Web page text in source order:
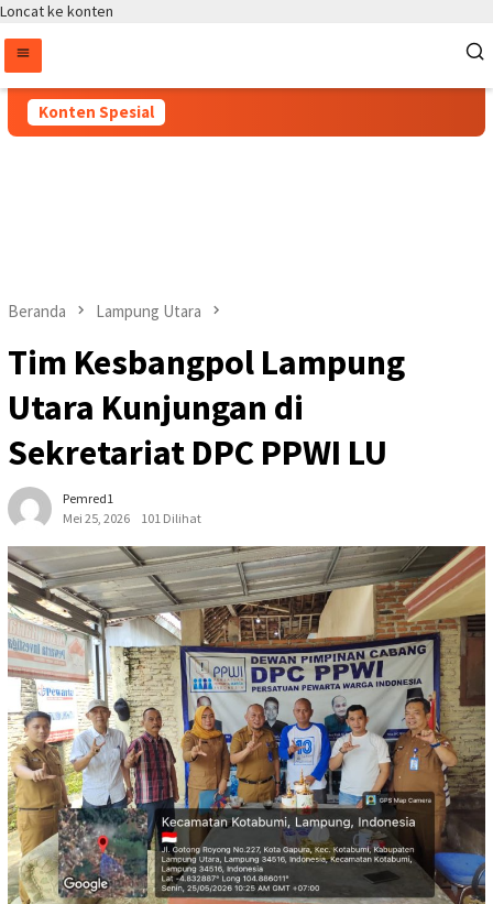
Loncat ke konten
Konten Spesial
Beranda Lampung Utara
‎Tim Kesbangpol Lampung
Utara Kunjungan di
Sekretariat DPC PPWI LU
Pemred1
Mei 25, 2026
101 Dilihat